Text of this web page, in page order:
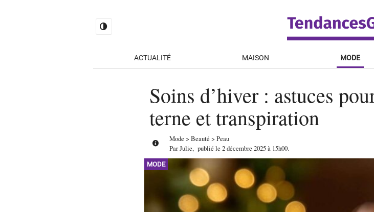
ACTUALITÉ MAISON MODE
Soins d’hiver : astuces
terne et transpiration
Mode > Beauté > Peau
ParJulie, publié le 2 décembre 2025à 15h00.
MODE